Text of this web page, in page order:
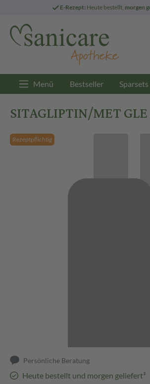
E-Rezept: Heute bestellt, morgen
Menü Bestseller Sparsets
SITAGLIPTIN/MET
Rezeptpflichtig
Persönliche Beratung
Heute bestellt und morgen geliefert³